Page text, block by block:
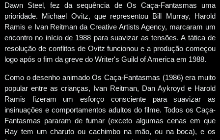
Dawn Steel, fez da sequência de Os Caça-Fantasmas uma
prioridade. Michael Ovitz, que representou Bill Murray, Harold
Ramis e Ivan Reitman da Creative Artists Agency, marcaram um
encontro no início de 1988 para suavizar as tensões. A tática de
resolução de conflitos de Ovitz funcionou e a produção começou
logo após o fim da greve do Writer's Guild of America em 1988.
Como o desenho animado Os Caça-Fantasmas (1986) era muito
popular entre as crianças, Ivan Reitman, Dan Aykroyd e Harold
Ramis fizeram um esforço consciente para suavizar as
insinuações e comportamentos adultos do filme. Todos os Caça-
Fantasmas pararam de fumar (exceto algumas cenas em que
Ray tem um charuto ou cachimbo na mão, ou na boca), e os